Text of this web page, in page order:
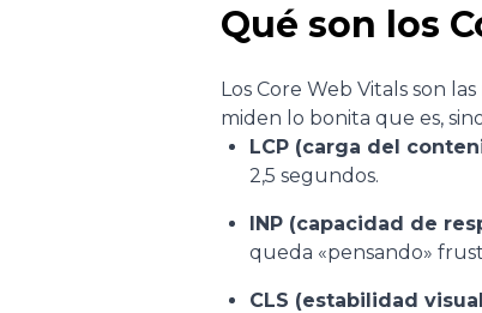
Qué son los
Los Core Web Vitals son
miden lo bonita que es,
LCP (carga del
2,5 segundos.
INP (capacidad de
queda «pensando»
CLS (estabilidad